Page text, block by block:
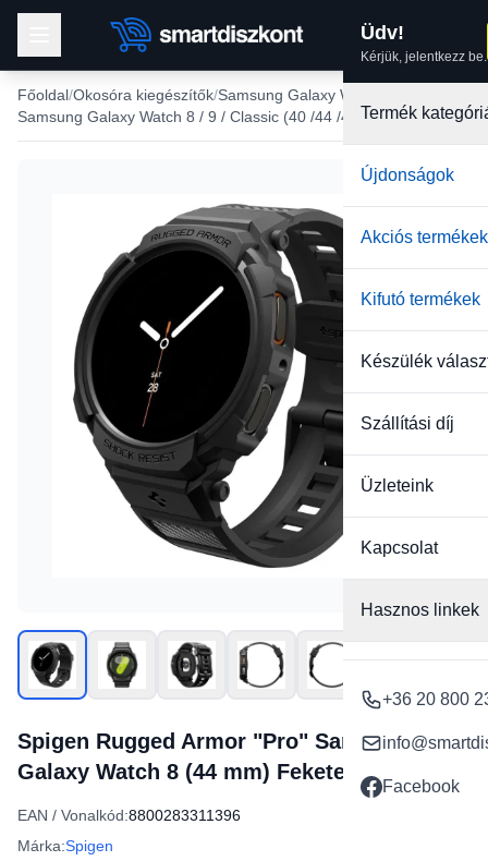
Üdv!
Kérjük, jelentkezz be.
Termék
Újdonságok
Akciós termékek
Kifutó termékek
Készülék
Szállítási díj
Üzleteink
Kapcsolat
Hasznos linkek
+36 20 800
Facebook
Főoldal Okosóra kiegészítők Samsung Galaxy Watch óraszíj
Samsung Galaxy Watch 8 / 9 / Classic (40 /44 /46 mm) szíj
Spigen Rugged Armor "Pro" Samsung
Galaxy Watch 8 (44 mm) Fekete óraszíj
EAN / Vonalkód:8800283311396
Márka:Spigen